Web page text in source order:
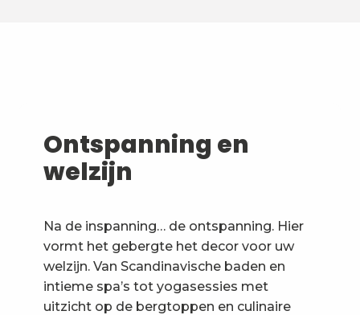
Ontspanning en
welzijn
Na de inspanning… de ontspanning. Hier
vormt het gebergte het decor voor uw
welzijn. Van Scandinavische baden en
intieme spa’s tot yogasessies met
uitzicht op de bergtoppen en culinaire